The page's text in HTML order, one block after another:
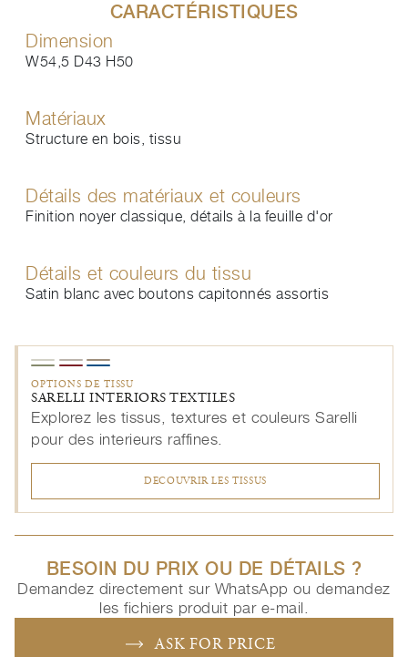
CARACTÉRISTIQUES
Dimension
W54,5 D43 H50
Matériaux
Structure en bois, tissu
Détails des matériaux et couleurs
Finition noyer classique, détails à la feuille d'or
Détails et couleurs du tissu
Satin blanc avec boutons capitonnés assortis
OPTIONS DE TISSU
SARELLI INTERIORS TEXTILES
Explorez les tissus, textures et couleurs Sarelli
pour des interieurs raffines.
DECOUVRIR LES TISSUS
BESOIN DU PRIX OU DE DÉTAILS ?
Demandez directement sur WhatsApp ou demandez
les fichiers produit par e-mail.
ASK FOR PRICE